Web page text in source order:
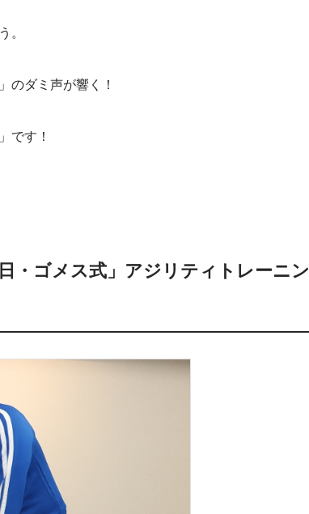
。
ダミ声が響く！
です！
・ゴメス式」アジリティトレーニン